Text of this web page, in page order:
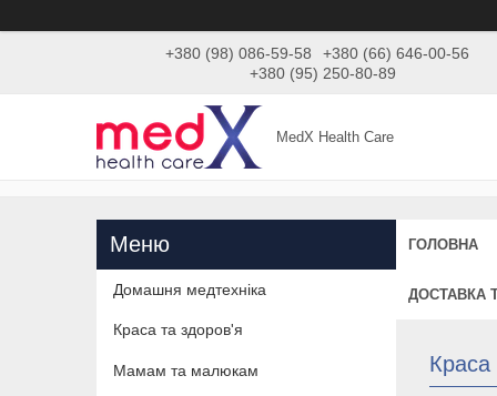
+380 (98) 086-59-58
+380 (66) 646-00-56
+380 (95) 250-80-89
MedX Health Care
ГОЛОВНА
ДОСТАВКА
Краса
Домашня медтехніка
Краса та здоров'я
Мамам та малюкам